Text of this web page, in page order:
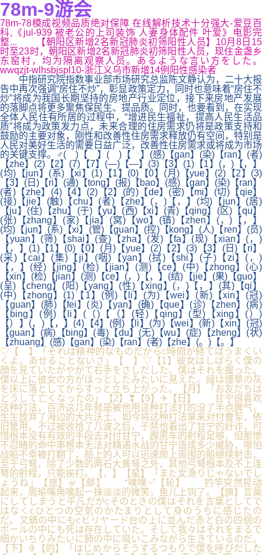
78m-9游会
78m-78模成视频品质绝对保障 在线解析技术十分强大-爱豆百
科,《jul-939 被老公的上司装饰 人妻身体配件 叶爱》电影完
整... 【朝阳区新增2名新冠肺炎初筛阳性人员】10月8日15
时至23时，朝阳区新增2名新冠肺炎初筛阳性人员，现住金盏乡
东窑村，均为隔离观察人员。あるような言い方をした。
wwqzjt-wlhsbjspl10-浙江义乌市新增14例阳性感染者
中指研究院指数事业部市场研究总监陈文静认为，二十大报
告中再次强调“房住不炒”，彰显政策定力，同时也意味着“房住不
炒”将成为我国长期坚持的房地产行业定位，接下来房地产发展
的落脚点将更多聚焦保民生、提品质。同时，也要看到，在实现
全体人民住有所居的过程中，“增进民生福祉，提高人民生活品
质”将成为政策发力点，未来合理的住房需求仍将是政策支持和
鼓励的主要对象，刚性和改善性住房需求释放仍有空间，特别是
人民对美好生活的需要日益广泛，改善性住房需求或将成为市场
的关键支撑。♂( )【 】( )【 】(感)【gan】(染)【ran】(者)
【zhe】(2)【2】(7)【7】(—)【—】(3)【3】(1)【1】(，)【，】
(均)【jun】(系)【xi】(1)【1】(0)【0】(月)【yue】(2)【2】(3)
【3】(日)【ri】(通)【tong】(报)【bao】(感)【gan】(染)【ran】
(者)【zhe】(4)【4】(2)【2】(的)【de】(密)【mi】(切)【qie】
(接)【jie】(触)【chu】(者)【zhe】(，)【，】(均)【jun】(居)
【ju】(住)【zhu】(于)【yu】(西)【xi】(青)【qing】(区)【qu】
(张)【zhang】(家)【jia】(窝)【wo】(镇)【zhen】(，)【，】
(均)【jun】(系)【xi】(管)【guan】(控)【kong】(人)【ren】(员)
【yuan】(筛)【shai】(查)【zha】(发)【fa】(现)【xian】(，)
【，】(1)【1】(0)【0】(月)【yue】(2)【2】(3)【3】(日)【ri】
(采)【cai】(集)【ji】(咽)【yan】(拭)【shi】(子)【zi】(，)
【，】(经)【jing】(检)【jian】(测)【ce】(中)【zhong】(心)
【xin】(检)【jian】(测)【ce】(，)【，】(结)【jie】(果)【guo】
(呈)【cheng】(阳)【yang】(性)【xing】(，)【，】(其)【qi】
(中)【zhong】(1)【1】(例)【li】(为)【wei】(新)【xin】(冠)
【guan】(肺)【fei】(炎)【yan】(确)【que】(诊)【zhen】(病)
【bing】(例)【li】(（)【（】(轻)【qing】(型)【xing】(）)
【）】(，)【，】(4)【4】(例)【li】(为)【wei】(新)【xin】(冠)
【guan】(病)【bing】(毒)【du】(无)【wu】(症)【zheng】(状)
【zhuang】(感)【gan】(染)【ran】(者)【zhe】(。)【。】
♡【 】「それは精神的なものだからc時間が経てばうまくい
くよ。あせることないさ」【 】▽【1】彼女はしばらく僕の
顔を見ていたがやがて右手をさしだした。僕はそれを握った。
僕以上に彼女の方がほっとしたみたいに見えた。緑は煙草の灰
を床に落としてからすっと立ち上がった。【月】「お友だちは
どうして亡くなったの」【2】❣【9】✈【日】 甘宁很喜欢
这种打法，百济这几年就是被他用这种打法打的没了半点脾气，
生生放弃了海边的大片沃土，如今将这种打法拿来对付曹军，依
旧管用，不过被收拾了几波之后，于禁也看出了甘宁的奸诈，可
惜根本没有有效的手段去对付甘宁，霹雳车的射程足够，但那惨
不忍睹的命中率根本无法对精通水战的甘宁造成多少威胁，哪怕
战船不幸被打翻了，船上的人可以迅速爬上周围的船继续射击，
至于弓弩，除了少数的两石大黄弩之外，其他弓弩根本及不上连
弩的射程，只能挨打。【，】【星】「また女漁りじゃないでし
ょうね」【旅】☠【邮】 “噗噗~”【轮】 钓竿突然晃动
起来，周瑜嘴角噙起一抹淡淡的微笑，鱼儿上钩了。【旗】言葉
にしてしまうと平凡だがcそのときの僕はそれを言葉としてで
はなくcひとつの空気のかたまりとして身のうちに感じたの
だ。文鎮の中にもcビリヤード台の上に並んだ赤と白の四個の
ボールの中にも死は存在していた。そして我々はそれをまるで
細かいちりみたいに肺の中に吸いこみながら生きているのだ。
【下】✞【的】「はじめからそうするつもりで僕を呼びだした